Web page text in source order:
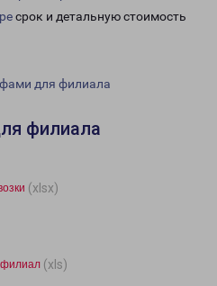
срок и детальную стоимость
для филиала
филиала
(xlsx)
филиал (xls)